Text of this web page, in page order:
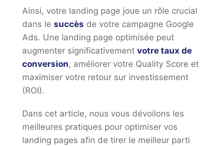
Ainsi, votre landing page joue un rôle crucial
dans le succès de votre campagne Google
Ads. Une landing page optimisée peut
augmenter significativement votre taux de
conversion, améliorer votre Quality Score et
maximiser votre retour sur investissement
(ROI).
Dans cet article, nous vous dévoilons les
meilleures pratiques pour optimiser vos
landing pages afin de tirer le meilleur parti